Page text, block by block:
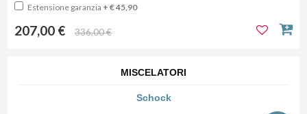
Estensione garanzia + € 45,90
207,00 € 336,00 €
MISCELATORI
Schock